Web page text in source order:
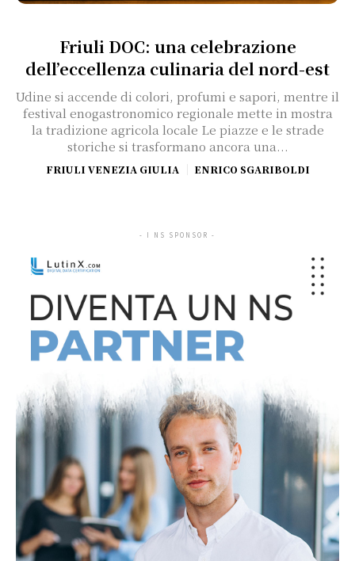
Friuli DOC: una celebrazione
dell’eccellenza culinaria del nord-est
Udine si accende di colori, profumi e sapori, mentre il
festival enogastronomico regionale mette in mostra
la tradizione agricola locale Le piazze e le strade
storiche si trasformano ancora una...
FRIULI VENEZIA GIULIA ENRICO SGARIBOLDI
- I NS SPONSOR -